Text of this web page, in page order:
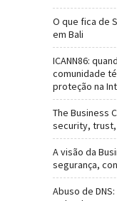
O que fica de
em Bali
ICANN86:
comunidade
proteção na
The Business
security,
A visão da
segurança,
Abuso de